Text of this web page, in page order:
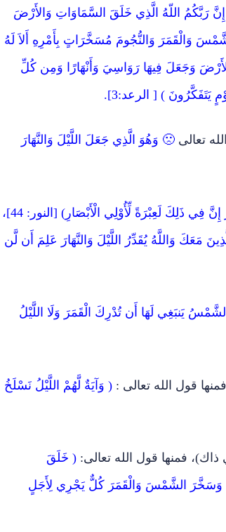
رَبَّكُمُ اللّهُ الَّذِي خَلَقَ السَّمَاوَاتِ وَالأَرْضَ
وَالْقَمَرَ وَالنُّجُومَ مُسَخَّرَاتٍ بِأَمْرِهِ أَلاَ لَهُ
) [ الأعراف: 54]، (وَهُوَ الَّذِي مَدَّ الأَرْضَ وَجَعَلَ فِيهَا رَوَاسِيَ وَأَنْهَارًا وَمِن كُلِّ
يَتَفَكَّرُونَ ) [ الرعد:3].
تعالى 🙁 وَهُوَ الَّذِي جَعَلَ اللَّيْلَ وَالنَّهَارَ
( يُقَلِّبُ اللَّهُ اللَّيْلَ وَالنَّهَارَ إِنَّ فِي ذَلِكَ لَعِبْرَةً لِّأُوْلِي الْأَبْصَارِ) [النور: 44]،
مَعَكَ وَاللَّهُ يُقَدِّرُ اللَّيْلَ وَالنَّهَارَ عَلِمَ أَن لَّن
يَنبَغِي لَهَا أَن تُدْرِكَ الْقَمَرَ وَلَا اللَّيْلُ
قول الله تعالى : ( وَآيَةٌ لَّهُمْ اللَّيْلُ نَسْلَخُ
فمنها قول الله تعالى: ( خَلَقَ
وَسَخَّرَ الشَّمْسَ وَالْقَمَرَ كُلٌّ يَجْرِي لِأَجَلٍ